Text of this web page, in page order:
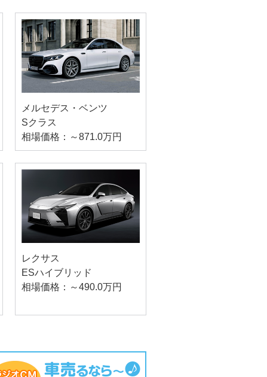
メルセデス・ベンツ
Sクラス
相場価格：～871.0万円
レクサス
ESハイブリッド
相場価格：～490.0万円